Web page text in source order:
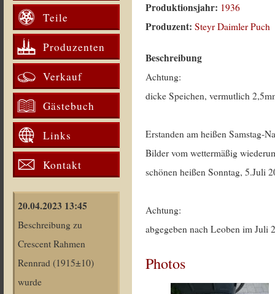
Teile
Produzenten
Verkauf
Gästebuch
Links
Kontakt
20.04.2023 13:45
Beschreibung zu
Crescent Rahmen
Rennrad (1915±10)
wurde
Produktionsjahr: 1936
Produzent:Steyr Daimler Puch
Beschreibung
Achtung:
dicke Speichen, vermutlich
Erstanden am heißen Samstag-
Bilder vom wettermäßig
schönen heißen Sonntag, 5.Juli
Achtung:
abgegeben nach Leoben im Juli
Photos